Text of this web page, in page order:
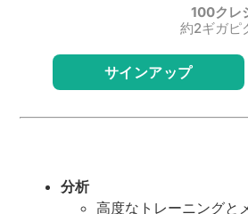
100クレ
約2ギガピ
サインアップ
分析
高度なトレーニングと